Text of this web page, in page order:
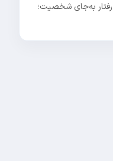
به‌جای شخصیت؛